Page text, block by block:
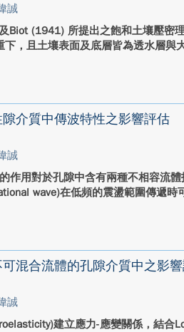
誠
Biot (1941) 所提出之飽和土壤壓密
，且土壤表面及底層皆為透水層與
介質中傳波特性之影響評估
誠
作用對於孔隙中含有兩種不相容流體
wave)在低頻的震盪範圍傳遞時
混合流體的孔隙介質中之影
誠
建立應力-應變關係，結合